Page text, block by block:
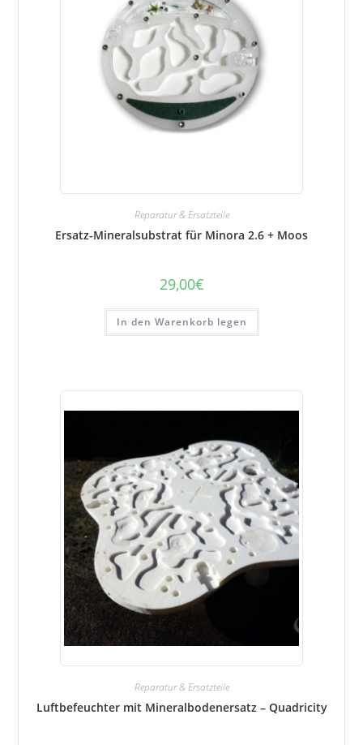
Reparatur & Ersatzteile
Ersatz-Mineralsubstrat für Minora 2.6 + Moos
29,00€
In den Warenkorb legen
Reparatur & Ersatzteile
Luftbefeuchter mit Mineralbodenersatz – Quadricity